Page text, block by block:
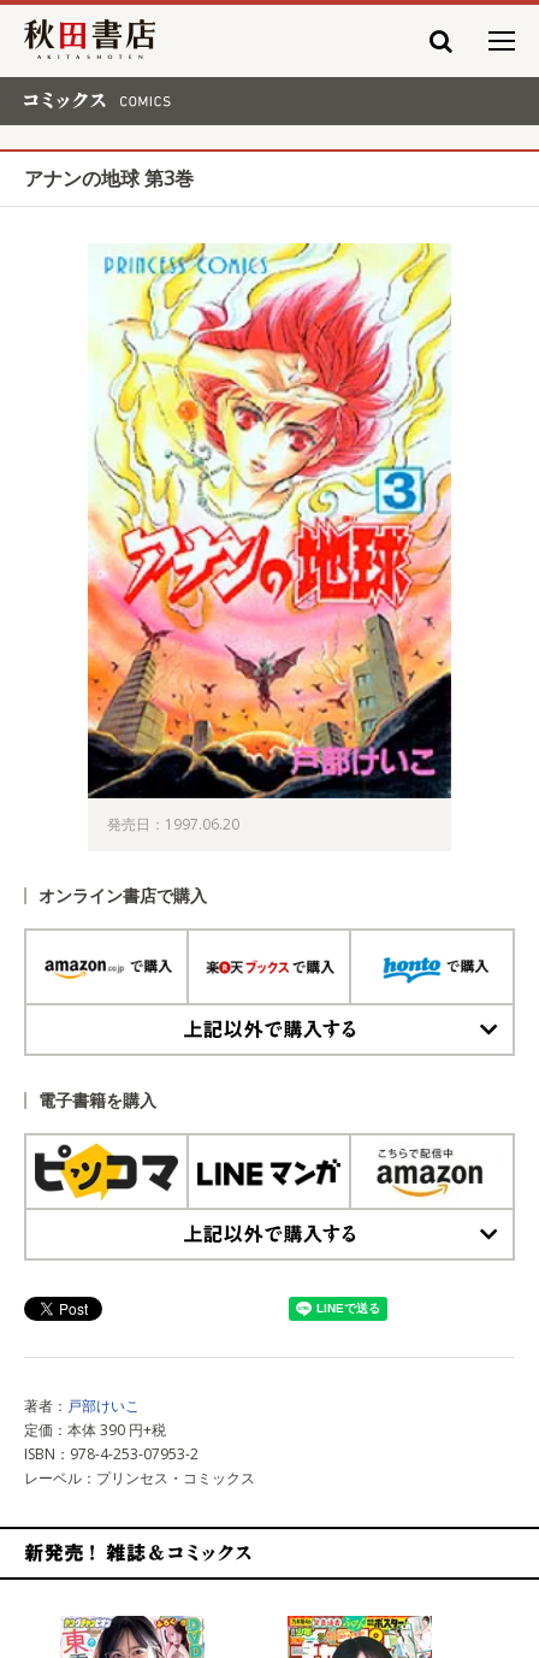
秋田書店
アナンの地球 第3巻
発売日：1997.06.20
オンライン書店で購入
電子書籍を購入
著者： 戸部けいこ
定価：本体 390 円+税
ISBN：978-4-253-07953-2
レーベル：プリンセス・コミックス